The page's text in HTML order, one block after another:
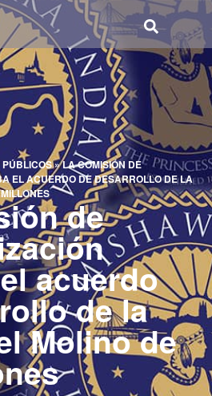
PÚBLICOS»LA COMISIÓN DE
EL ACUERDO DE DESARROLLO DE LA
de
acuerdo
de la
Molino de